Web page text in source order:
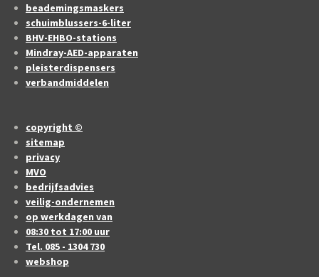
beademingsmaskers
schuimblussers-6-liter
BHV-EHBO-stations
Mindray-AED-apparaten
pleisterdispensers
verbandmiddelen
copyright ©
sitemap
privacy
MVO
bedrijfsadvies
veilig-ondernemen
op werkdagen van
08:30 tot 17:00 uur
Tel. 085 - 1304 730
webshop